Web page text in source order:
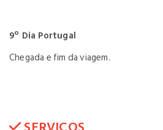
9º Dia Portugal
Chegada e fim da viagem.